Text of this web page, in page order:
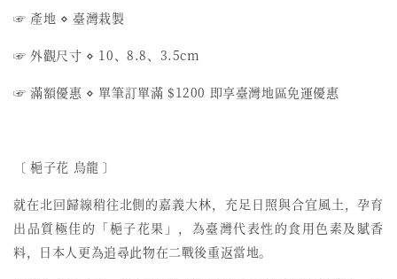
☞ 產地 ⋄ 臺灣栽製
☞ 外觀尺寸 ⋄ 10、8.8、3.5cm
☞ 滿額優惠 ⋄單筆訂單滿 $1200 即享臺灣地區免運優惠
〔 梔子花 烏龍 〕
就在北回歸線稍往北側的嘉義大林，充足日照與合宜風土，孕育
出品質極佳的「梔子花果」，為臺灣代表性的食用色素及賦香
料，日本人更為追尋此物在二戰後重返當地。